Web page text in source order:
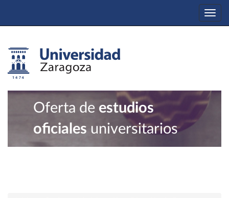
Oferta de estudios
oficiales universitarios